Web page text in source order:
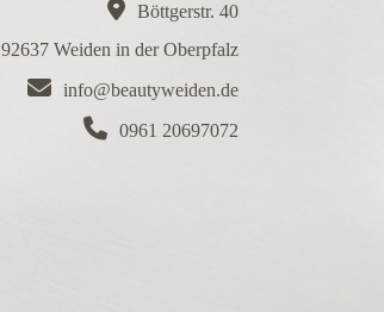
Böttgerstr. 40
92637 Weiden in der Oberpfalz
info@beautyweiden.de
0961 20697072